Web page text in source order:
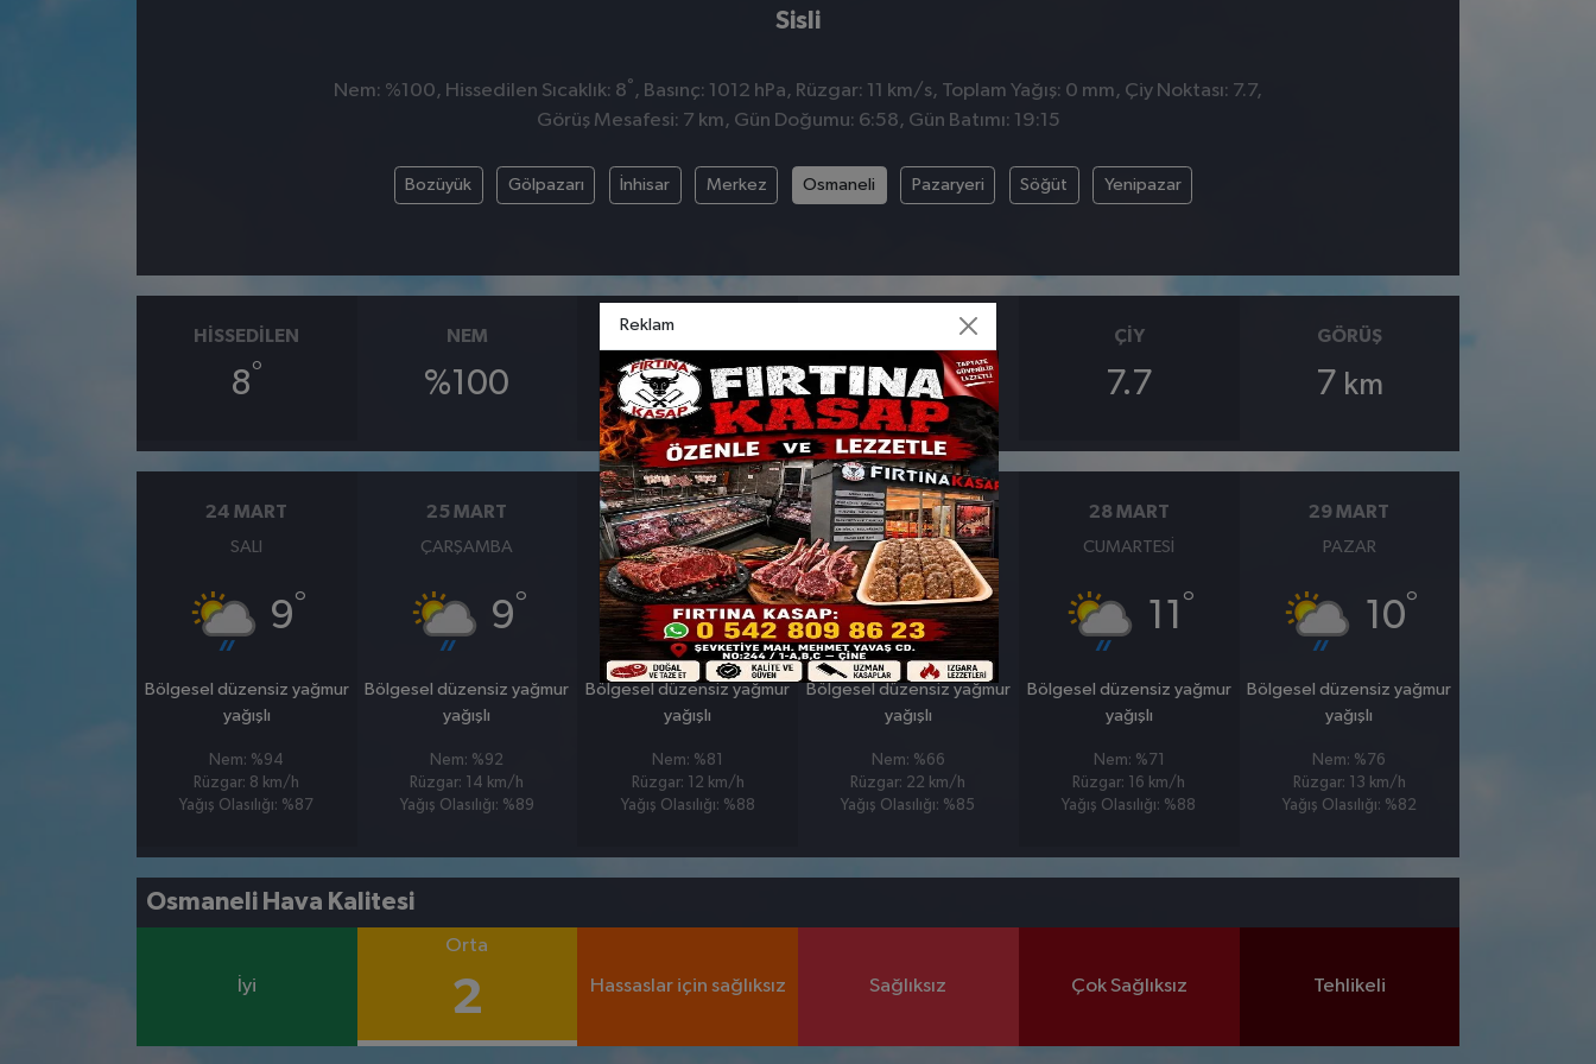
Sisli
Nem: %100, Hissedilen Sıcaklık: 8° , Basınç: 1012 hPa, Rüzgar: 11 km/s, Toplam Yağış: 0 mm, Çiy Noktası: 7.7,
Görüş Mesafesi: 7 km, Gün Doğumu: 6:58, Gün Batımı: 19:15
Bozüyük Gölpazarı İnhisar Merkez Osmaneli Pazaryeri Söğüt Yenipazar
HISSEDILEN
8°
NEM
%100
BASINÇ
1012hpa 11km/s
ÇIY
7.7
GÖRÜŞ
7 km
24 MART
SALI
9°
Bölgesel düzensiz yağmur
yağışlı
Nem: %94
Rüzgar: 8 km/h
Yağış Olasılığı: %87
25 MART
ÇARŞAMBA
9°
Bölgesel düzensiz yağmur
yağışlı
Nem: %92
Rüzgar: 14 km/h
Yağış Olasılığı: %89
26 MART
PERŞEMBE
10°
Bölgesel düzensiz yağmur
yağışlı
Nem: %81
Rüzgar: 12 km/h
Yağış Olasılığı: %88
27 MART
CUMA
13°
Bölgesel düzensiz yağmur
yağışlı
Nem: %66
Rüzgar: 22 km/h
Yağış Olasılığı: %85
28 MART
CUMARTESI
11 °
Bölgesel düzensiz yağmur
yağışlı
Nem: %71
Rüzgar: 16 km/h
Yağış Olasılığı: %88
29 MART
PAZAR
10°
Bölgesel düzensiz yağmur
yağışlı
Nem: %76
Rüzgar: 13 km/h
Yağış Olasılığı: %82
Osmaneli Hava Kalitesi
İyi
Orta
2 Hassaslar için sağlıksız Sağlıksız Çok Sağlıksız Tehlikeli
Reklam